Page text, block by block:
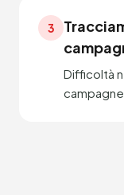
3
Difficoltà